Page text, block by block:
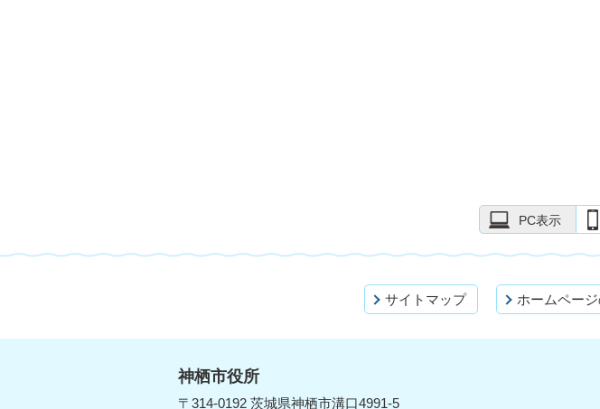
PC表示
サイトマップ ホームペー
神栖市役所
〒314-0192 茨城県神栖市溝口4991-5